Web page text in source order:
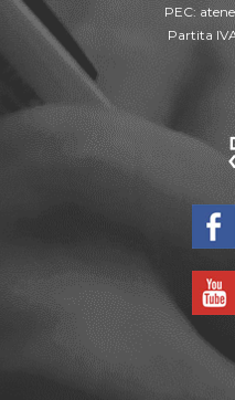
PEC:
Partita